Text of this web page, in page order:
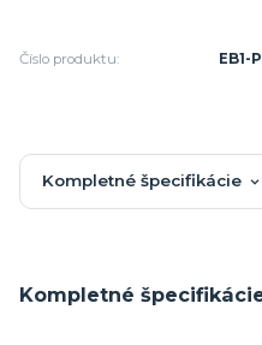
Číslo produktu: EB1-
Kompletné špecifikácie
Kompletné